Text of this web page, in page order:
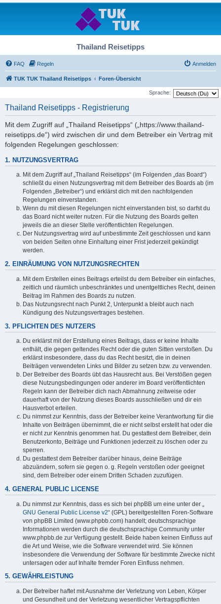
Thailand Reisetipps
FAQ Regeln Anmelden
TUK TUK Thailand Reisetipps Foren-Übersicht
Sprache:
Thailand Reisetipps - Registrierung
Mit dem Zugriff auf „Thailand Reisetipps“ („https://www.thailand-
reisetipps.de“) wird zwischen dir und dem Betreiber ein Vertrag mit
folgenden Regelungen geschlossen:
1. NUTZUNGSVERTRAG
Mit dem Zugriff auf „Thailand Reisetipps“ (im Folgenden „das Board“)
schließt du einen Nutzungsvertrag mit dem Betreiber des Boards ab (im
Folgenden „Betreiber“) und erklärst dich mit den nachfolgenden
Regelungen einverstanden.
Wenn du mit diesen Regelungen nicht einverstanden bist, so darfst du
das Board nicht weiter nutzen. Für die Nutzung des Boards gelten
jeweils die an dieser Stelle veröffentlichten Regelungen.
Der Nutzungsvertrag wird auf unbestimmte Zeit geschlossen und kann
von beiden Seiten ohne Einhaltung einer Frist jederzeit gekündigt
werden.
2. EINRÄUMUNG VON NUTZUNGSRECHTEN
Mit dem Erstellen eines Beitrags erteilst du dem Betreiber ein einfaches,
zeitlich und räumlich unbeschränktes und unentgeltliches Recht, deinen
Beitrag im Rahmen des Boards zu nutzen.
Das Nutzungsrecht nach Punkt 2, Unterpunkt a bleibt auch nach
Kündigung des Nutzungsvertrages bestehen.
3. PFLICHTEN DES NUTZERS
Du erklärst mit der Erstellung eines Beitrags, dass er keine Inhalte
enthält, die gegen geltendes Recht oder die guten Sitten verstoßen. Du
erklärst insbesondere, dass du das Recht besitzt, die in deinen
Beiträgen verwendeten Links und Bilder zu setzen bzw. zu verwenden.
Der Betreiber des Boards übt das Hausrecht aus. Bei Verstößen gegen
diese Nutzungsbedingungen oder anderer im Board veröffentlichten
Regeln kann der Betreiber dich nach Abmahnung zeitweise oder
dauerhaft von der Nutzung dieses Boards ausschließen und dir ein
Hausverbot erteilen.
Du nimmst zur Kenntnis, dass der Betreiber keine Verantwortung für die
Inhalte von Beiträgen übernimmt, die er nicht selbst erstellt hat oder die
er nicht zur Kenntnis genommen hat. Du gestattest dem Betreiber, dein
Benutzerkonto, Beiträge und Funktionen jederzeit zu löschen oder zu
sperren.
Du gestattest dem Betreiber darüber hinaus, deine Beiträge
abzuändern, sofern sie gegen o. g. Regeln verstoßen oder geeignet
sind, dem Betreiber oder einem Dritten Schaden zuzufügen.
4. GENERAL PUBLIC LICENSE
Du nimmst zur Kenntnis, dass es sich bei phpBB um eine unter der „
GNU General Public License v2“ (GPL) bereitgestellten Foren-Software
von phpBB Limited (www.phpbb.com) handelt; deutschsprachige
Informationen werden durch die deutschsprachige Community unter
www.phpbb.de zur Verfügung gestellt. Beide haben keinen Einfluss auf
die Art und Weise, wie die Software verwendet wird. Sie können
insbesondere die Verwendung der Software für bestimmte Zwecke nicht
untersagen oder auf Inhalte fremder Foren Einfluss nehmen.
5. GEWÄHRLEISTUNG
Der Betreiber haftet mit Ausnahme der Verletzung von Leben, Körper
und Gesundheit und der Verletzung wesentlicher Vertragspflichten